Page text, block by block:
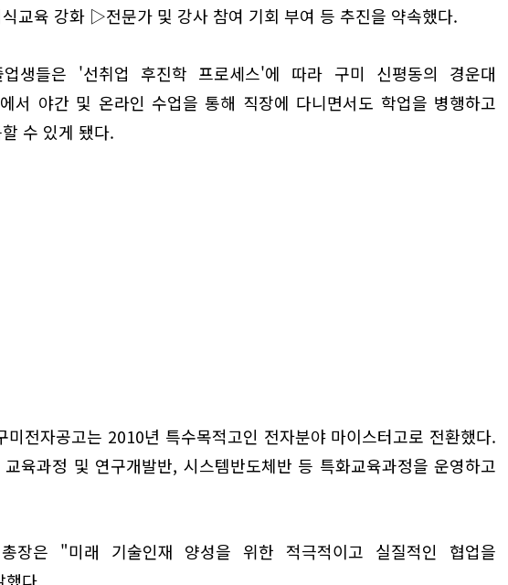
교육 강화 ▷전문가 및 강사 참여 기회 부여 등 추진을 약속했다.
업생들은 '선취업 후진학 프로세스'에 따라 구미 신평동의 경운대
서 야간 및 온라인 수업을 통해 직장에 다니면서도 학업을 병행하고
수 있게 됐다.
미전자공고는 2010년 특수목적고인 전자분야 마이스터고로 전환했다.
육과정 및 연구개발반, 시스템반도체반 등 특화교육과정을 운영하고
장은 "미래 기술인재 양성을 위한 적극적이고 실질적인 협업을